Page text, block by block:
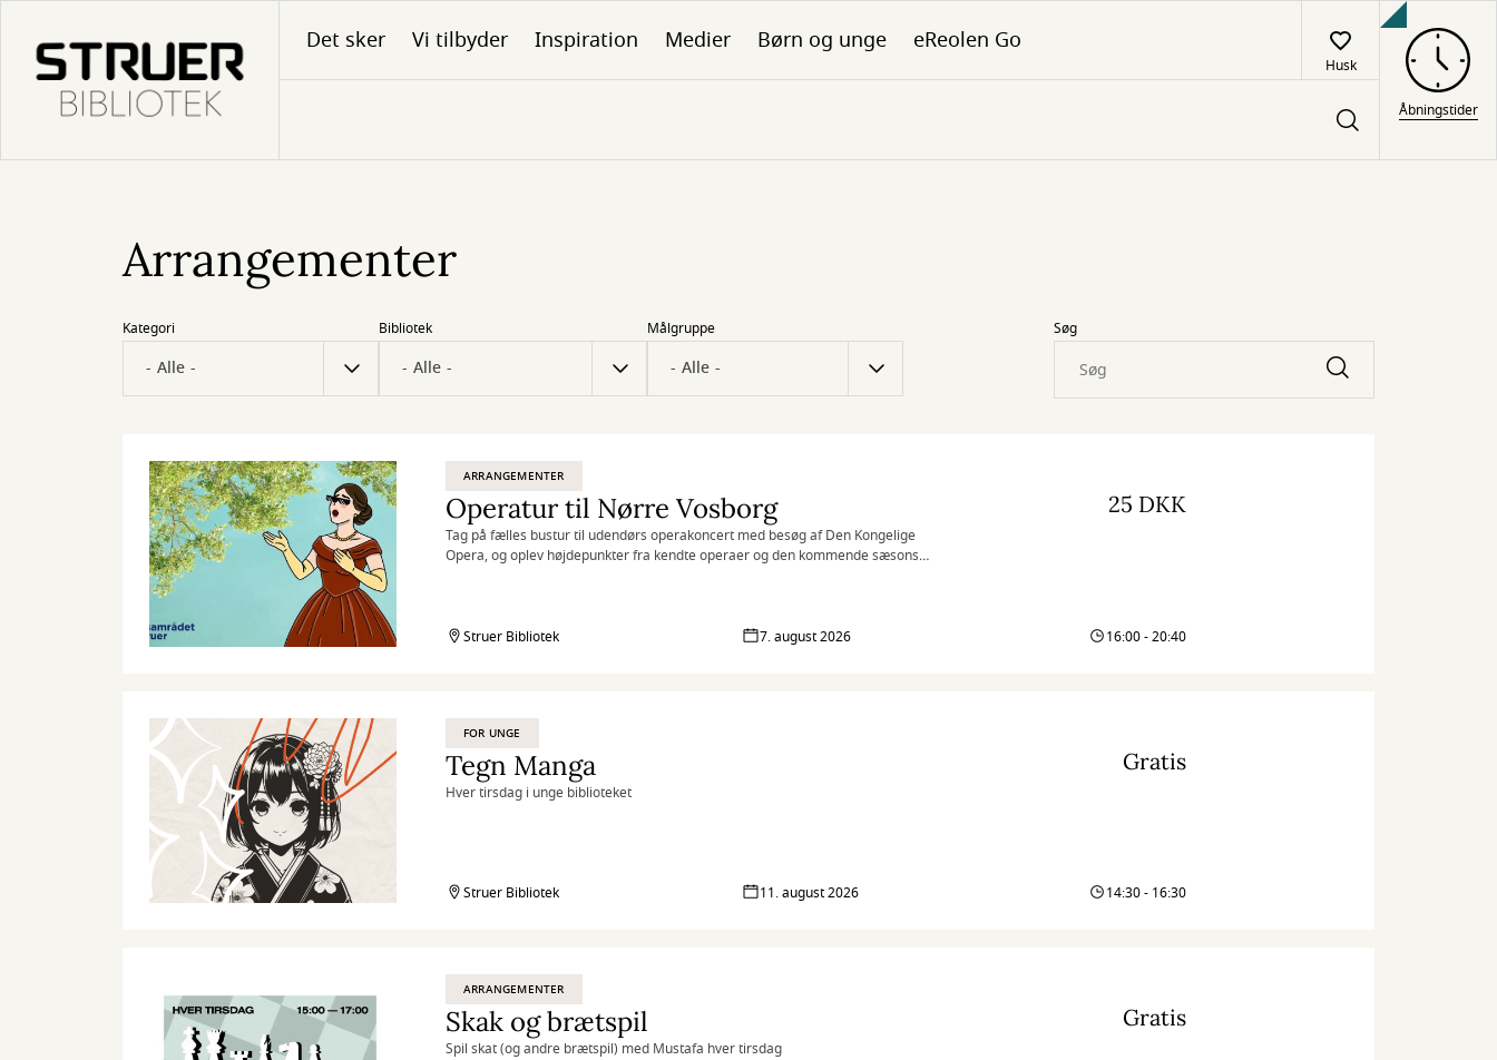
hovedindhold
Det sker Vi tilbyder Inspiration Medier Børn og unge eReolen Go
Husk
Åbningstider
Arrangementer
Kategori Bibliotek Målgruppe Søg
ARRANGEMENTER
Operatur til Nørre Vosborg
Tag på fælles bustur til udendørs operakoncert med besøg af Den Kongelige
Opera, og oplev højdepunkter fra kendte operaer og den kommende sæsons
25 DKK
Struer Bibliotek 7. august 2026 16:00 - 20:40
FOR UNGE
Tegn Manga
Hver tirsdag i unge biblioteket
Gratis
Struer Bibliotek 11. august 2026 14:30 - 16:30
ARRANGEMENTER
Skak og brætspil
Spil skat (og andre brætspil) med Mustafa hver tirsdag
Gratis